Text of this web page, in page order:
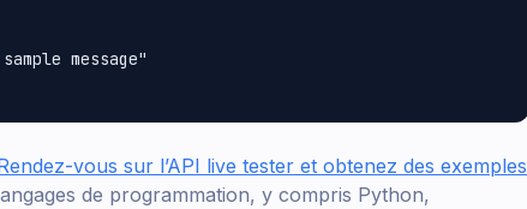
message"
vous sur l’API live tester et obtenez des exemples
de programmation, y compris Python,